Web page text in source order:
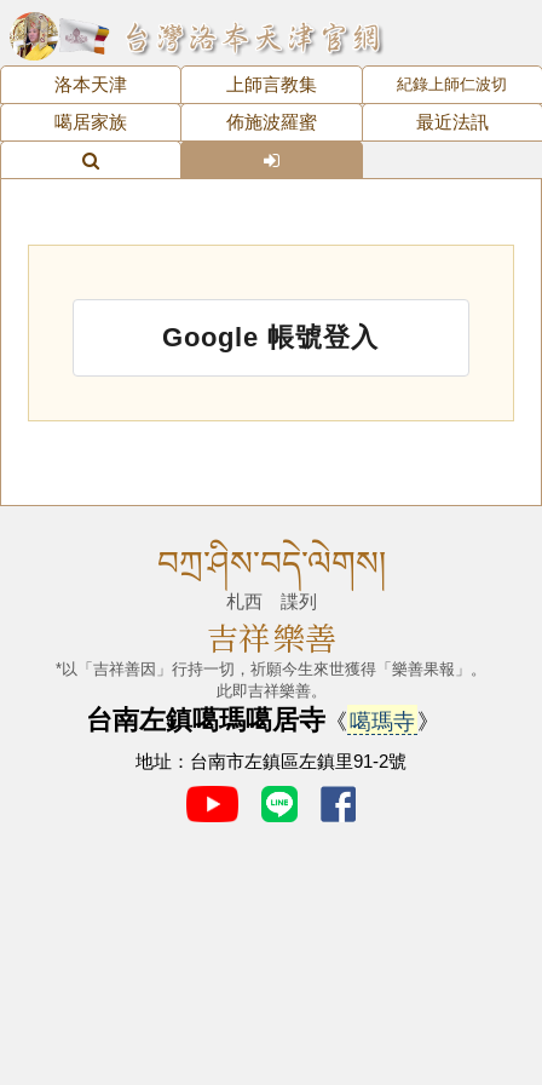
洛本天津 上師言教集 紀錄上師仁波切
噶居家族 佈施波羅蜜 最近法訊
Google 帳號登入
བཀྲ་ཤིས་བདེ་ལེགས།
札西 諜列
吉祥樂善
*以「吉祥善因」行持一切，祈願今生來世獲得「樂善果報」。
此即吉祥樂善。
台南左鎮噶瑪噶居寺《噶瑪寺 》
地址：台南市左鎮區左鎮里91-2號